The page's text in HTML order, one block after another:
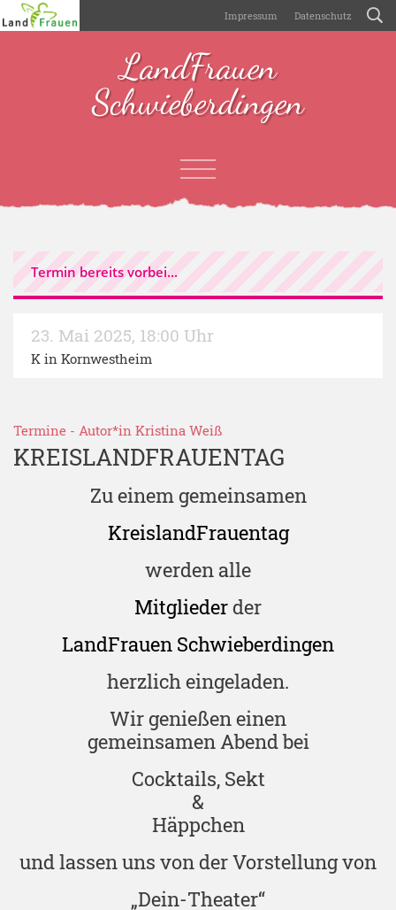
Impressum Datenschutz
LandFrauen
Schwieberdingen
Termin bereits vorbei...
23. Mai 2025, 18:00 Uhr
K in Kornwestheim
Termine - Autor*in Kristina Weiß
KREISLANDFRAUENTAG
Zu einem gemeinsamen
KreislandFrauentag
werden alle
Mitgliederder
LandFrauen Schwieberdingen
herzlich eingeladen.
Wir genießen einen
gemeinsamen Abend bei
Cocktails, Sekt
&
Häppchen
und lassen uns von der Vorstellung von
„Dein-Theater“